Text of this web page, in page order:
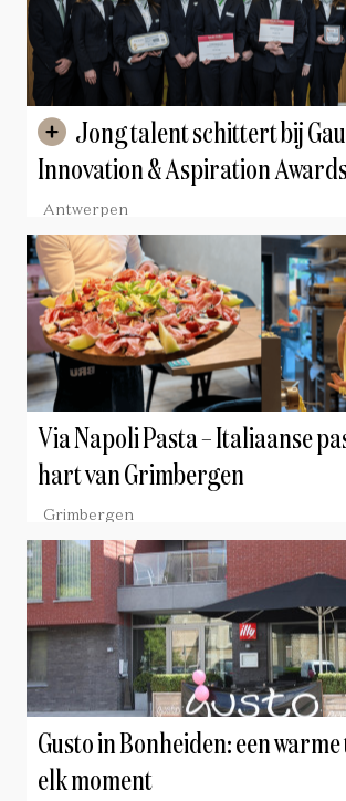
Innovation & Aspiration
Antwerpen
Via Napoli Pasta – Italiaanse
hart van Grimbergen
Grimbergen
Gusto in Bonheiden: een
elk moment